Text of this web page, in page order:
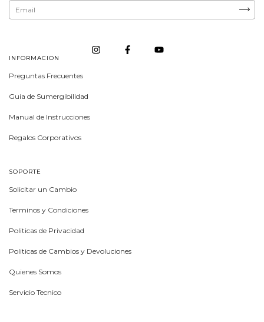
INFORMACION
Preguntas Frecuentes
Guia de Sumergibilidad
Manual de Instrucciones
Regalos Corporativos
SOPORTE
Solicitar un Cambio
Terminos y Condiciones
Politicas de Privacidad
Politicas de Cambios y Devoluciones
Quienes Somos
Servicio Tecnico